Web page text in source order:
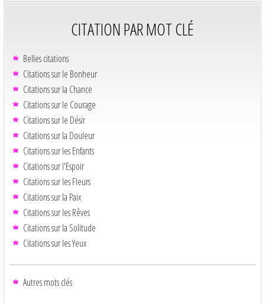
CITATION PAR MOT CLÉ
Belles citations
Citations sur le Bonheur
Citations sur la Chance
Citations sur le Courage
Citations sur le Désir
Citations sur la Douleur
Citations sur les Enfants
Citations sur l'Espoir
Citations sur les Fleurs
Citations sur la Paix
Citations sur les Rêves
Citations sur la Solitude
Citations sur les Yeux
Autres mots clés